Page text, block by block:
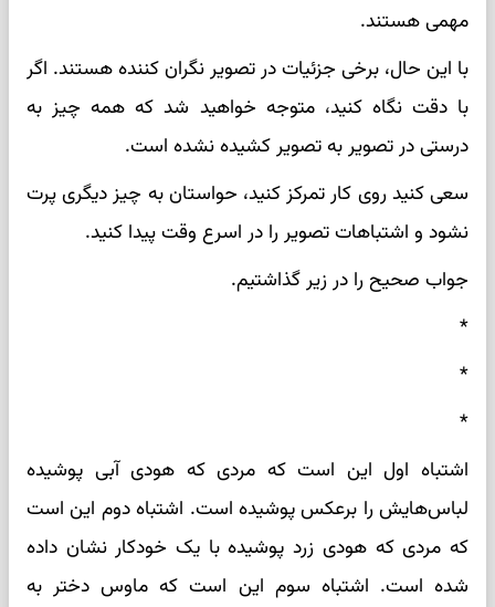
مهمی هستند.
با این حال، برخی جزئیات در تصویر نگران کننده هستند. اگر
با دقت نگاه کنید، متوجه خواهید شد که همه چیز به
درستی در تصویر به تصویر کشیده نشده است.
سعی کنید روی کار تمرکز کنید، حواستان به چیز دیگری پرت
نشود و اشتباهات تصویر را در اسرع وقت پیدا کنید.
جواب صحیح را در زیر گذاشتیم.
*
*
*
اشتباه اول این است که مردی که هودی آبی پوشیده
لباس‌هایش را برعکس پوشیده است. اشتباه دوم این است
که مردی که هودی زرد پوشیده با یک خودکار نشان داده
شده است. اشتباه سوم این است که ماوس دختر به